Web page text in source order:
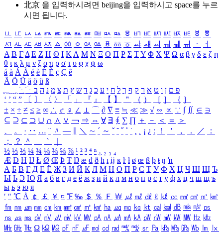
北京 을 입력하시려면 beijing을 입력하시고 space를 누르
시면 됩니다.
ㅥ ㅦ ㅧ ㅨ ㅩ ㅪ ㅫ ㅬ ㅭ ㅮ ㅯ ㅰ ㅱ ㅲ ㅳ ㅴ ㅵ ㅶ ㅷ ㅸ
ㅹ
ㅺ ㅻ ㅼ ㅽ ㅾ ㅿ ㆀ ㆁ ㆂ ㆃ ㆄ ㆅ ㆆ ㆇ ㆈ ㆉ ㆊ ㆋ ㆌ ㆍ
ㆎ
Α Β ΓΔ Ε Ζ Η Θ Ι ΚΛ Μ Ν Ξ Ο Π Ρ Σ ΤΥ Φ Χ Ψ Ω α β γ δ ε ζ η
θ ι κ λ μ ν ξ ο π ρ σ τ υ φ χ ψ ω
á à Á À é è É È ç Ç ê
Ä Ö Ü ä ö ü ß
ִֶֹ ֻּ ׁׂ פ ם ן ו ט א ר ק ף ך ל ח י ע כ ג ד ש ץ ת צ מ נ ה ב
‘ ’ “ ” 〔 〕 〈 〉 「 」 『 』 【 】 ＂ （ ） ［ ］ ｛ ｝
± × ÷ ≠ ≤ ≥ ∞ ∴ ♂ ♀ ∠ ⊥ ⌒ ∂ ∇ ≡ ≒ ≪ ≫ √ ∽ ∝ ∵ ∫ ∬ ∈ ∋
⊆ ⊇ ⊂ ⊃ ∪ ∩ ∧ ∨ ￢ ⇒ ⇔ ∀ ∃ ∮ ∑ ∏ ＋ － ＜ ＝
＞
、
。 · ‥ … ¨ 〃 ― ＼ ∼ ´ ～ ˇ ˘ ˝ ˚ ˙ ¸ ¡ ¿ ː ！ ＇ ， ． ／
：
；
？ ＾ ｀
½ ⅓ ⅔ ¼ ¾ ⅛ ⅜ ⅝ ⅞ ¹ ² ³ ⁴ ⁿ ₁ ₂ ₃ ₄
Æ Ð Ħ Ĳ Ł Ø Œ Þ Ŧ Ŋ æ đ ð ħ ı ĳ ĸ ŀ ł ø œ ß þ ŧ ŋ ŉ
А Б В Г Д Е Ё Ж З И Й К Л М Н О П Р С Т У Ф Х Ц Ч Ш Щ Ъ
Ы Ь Э Ю Я а б в г д е ё ж з и й к л м н о п р с т у ф х ц ч ш щ ъ
ы ь э ю я
′ ″ ℃ Å ￠ ￡ ￥ ¤ ℉ ‰ ＄ ％ Ｆ ￦ ㎕ ㎖ ㎗ ℓ ㎘ ㏄ ㎣ ㎤ ㎥ ㎦
㎙ ㎚ ㎛ ㎜ ㎝ ㎞ ㎟ ㎠ ㎡ ㎢ ㏊ ㎍ ㎎ ㎏ ㏏ ㎈ ㎉ ㏈ ㎧ ㎨ ㎰
㎱ ㎲ ㎳ ㎴ ㎵ ㎶ ㎷ ㎸ ㎹ ㎀ ㎁ ㎂ ㎃ ㎄ ㎺ ㎻ ㎽ ㎾ ㎿ ㎐ ㎑
㎒ ㎓ ㎔ Ω ㏀ ㏁ ㎊ ㎋ ㎌ ㏖ ㏅ ㎭ ㎮ ㎯ ㏛ ㎩ ㎪ ㎫ ㎬ ㏝ ㏐
㏓